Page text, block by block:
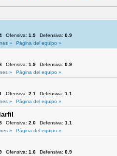
Ofensiva: 1.9 Defensiva: 0.9
»
Página del equipo »
Ofensiva: 1.9 Defensiva: 0.9
»
Página del equipo »
Ofensiva: 2.1 Defensiva: 1.1
»
Página del equipo »
Ofensiva: 2.0 Defensiva: 1.1
»
Página del equipo »
Ofensiva: 1.6 Defensiva: 0.9